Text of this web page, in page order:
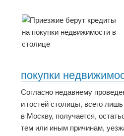
покупки
Согласно недавнему
и гостей столицы, всего
в Москву, получается,
тем или иным причинам,